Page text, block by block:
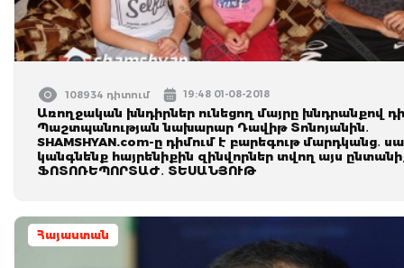
108934 դիտում 19:48 01-08-2018
Առողջական խնդիրներ ունեցող մայրը խնդրանքով
Պաշտպանության նախարար Դավիթ Տոնոյանին․
SHAMSHYAN.com-ը դիմում է բարեգութ մարդկանց․
կանգնենք հայրենիքին զինվորներ տվող այս
ՖՈՏՈՌԵՊՈՐՏԱԺ․ ՏԵՍԱՆՅՈՒԹ
Հայաստան